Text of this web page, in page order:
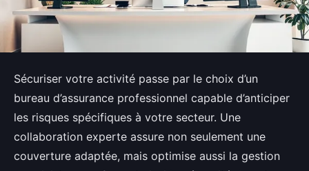
Sécuriser votre activité passe par le choix d’un
bureau d’assurance professionnel capable d’anticiper
les risques spécifiques à votre secteur. Une
collaboration experte assure non seulement une
couverture adaptée, mais optimise aussi la gestion